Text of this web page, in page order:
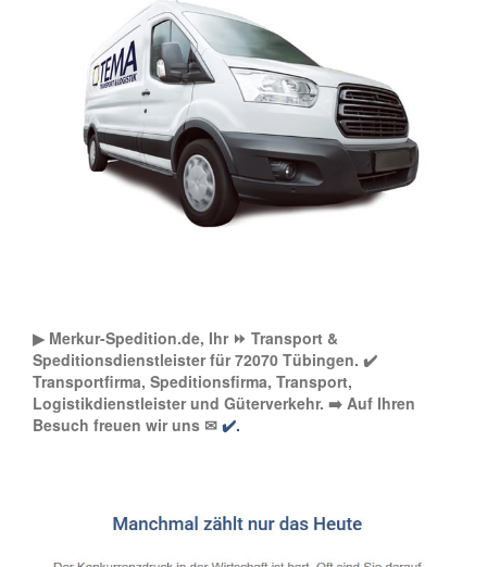
▶︎ Merkur-Spedition.de, Ihr ⏩ Transport &
Speditionsdienstleister für 72070 Tübingen. ✔️
Transportfirma, Speditionsfirma, Transport,
Logistikdienstleister und Güterverkehr. ➡️ Auf Ihren
Besuch freuen wir uns ✉ ✔️.